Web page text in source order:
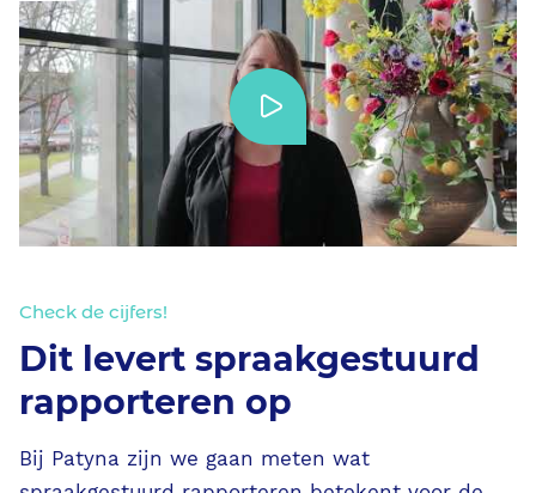
Check de cijfers!
Dit levert spraakgestuurd
rapporteren op
Bij Patyna zijn we gaan meten wat